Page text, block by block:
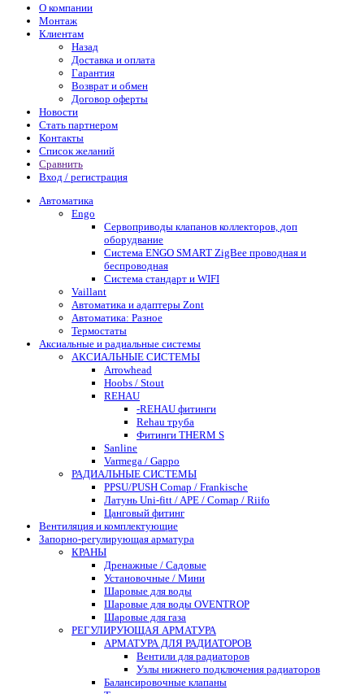
О компании
Монтаж
Клиентам
Назад
Доставка и оплата
Гарантия
Возврат и обмен
Договор оферты
Новости
Стать партнером
Контакты
Список желаний
Сравнить
Вход / регистрация
Автоматика
Engo
Сервоприводы клапанов коллекторов, доп
оборудвание
Система ENGO SMART ZigBee проводная и
беспроводная
Система стандарт и WIFI
Vaillant
Автоматика и адаптеры Zont
Автоматика: Разное
Термостаты
Аксиальные и радиальные системы
АКСИАЛЬНЫЕ СИСТЕМЫ
Arrowhead
Hoobs / Stout
REHAU
-REHAU фитинги
Rehau труба
Фитинги THERM S
Sanline
Varmega / Gappo
РАДИАЛЬНЫЕ СИСТЕМЫ
PPSU/PUSH Comap / Frankische
Латунь Uni-fitt / APE / Comap / Riifo
Цанговый фитинг
Вентиляция и комплектующие
Запорно-регулирующая арматура
КРАНЫ
Дренажные / Садовые
Установочные / Мини
Шаровые для воды
Шаровые для воды OVENTROP
Шаровые для газа
РЕГУЛИРУЮЩАЯ АРМАТУРА
АРМАТУРА ДЛЯ РАДИАТОРОВ
Вентили для радиаторов
Узлы нижнего подключения радиаторов
Балансировочные клапаны